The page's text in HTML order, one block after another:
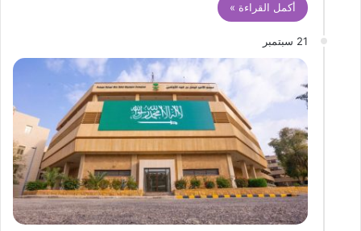
أكمل القراءة »
21 سبتمبر